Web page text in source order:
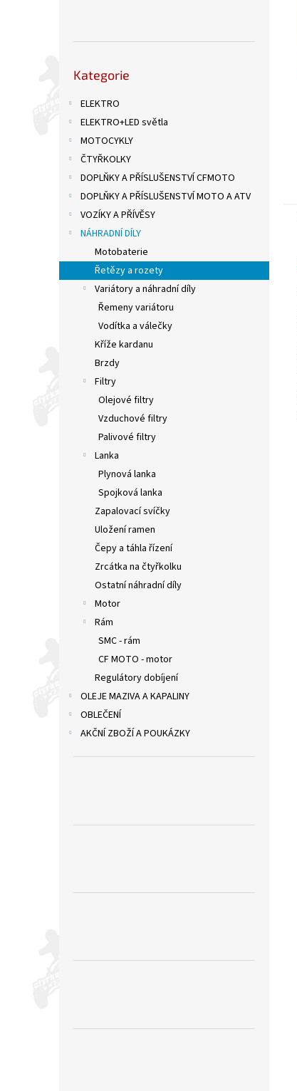
kategorie
Kategorie
ELEKTRO
ELEKTRO+LED světla
MOTOCYKLY
ČTYŘKOLKY
DOPLŇKY A PŘÍSLUŠENSTVÍ CFMOTO
DOPLŇKY A PŘÍSLUŠENSTVÍ MOTO A ATV
VOZÍKY A PŘÍVĚSY
NÁHRADNÍ DÍLY
Motobaterie
Řetězy a rozety
Variátory a náhradní díly
Řemeny variátoru
Vodítka a válečky
Kříže kardanu
Brzdy
Filtry
Olejové filtry
Vzduchové filtry
Palivové filtry
Lanka
Plynová lanka
Spojková lanka
Zapalovací svíčky
Uložení ramen
Čepy a táhla řízení
Zrcátka na čtyřkolku
Ostatní náhradní díly
Motor
Rám
SMC - rám
CF MOTO - motor
Regulátory dobíjení
OLEJE MAZIVA A KAPALINY
OBLEČENÍ
AKČNÍ ZBOŽÍ A POUKÁZKY